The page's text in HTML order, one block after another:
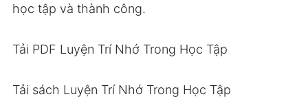
học tập và thành công.
Tải PDF Luyện Trí Nhớ Trong Học Tập
Tải sách Luyện Trí Nhớ Trong Học Tập